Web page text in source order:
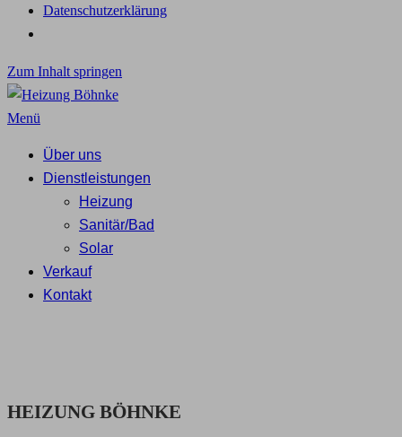
Datenschutzerklärung
Zum Inhalt springen
Menü
Über uns
Dienstleistungen
Heizung
Sanitär/Bad
Solar
Verkauf
Kontakt
HEIZUNG BÖHNKE